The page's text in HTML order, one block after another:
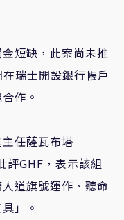
短缺，此案尚未推
在瑞士開設銀行帳戶
作。
任薩瓦布塔
評GHF ，表示該組
道旗號運作、聽命
」。